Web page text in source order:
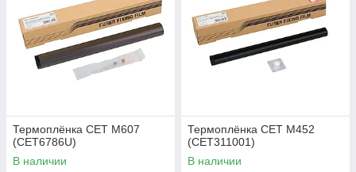
Термоплёнка CET M607
(CET6786U)
В наличии
Термоплёнка CET M452
(CET311001)
В наличии